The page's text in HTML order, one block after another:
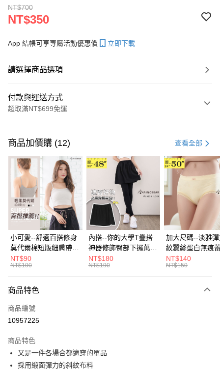
NT$700
NT$350
App 結帳可享專屬活動優惠價 立即下載
請選擇商品選項
付款與運送方式
超取滿NT$699免運
信用卡一次付款
超商取貨付款
LINE Pay
Apple Pay
街口支付
悠遊付
Google Pay
全盈+PAY
大哥付你分期
【大哥付你分期使用說明】
1.本服務由台灣大哥大提供，台灣大哥大用戶可立即使用無須另外申請。
流程，驗證手機門號後，選擇欲分期的期數、繳款截止日，確認付款後即完
成交易。
3.實際核准額度、可分期數及費用金額請依後續交易確認頁面所載為準。
4.訂單成立30分鐘內，如未前往確認交易或遇審核未通過，訂單將自動取
AFTEE先享後付
【關於「AFTEE先享後付」】
AFTEE先享後付是「在收到商品之後才付款」的支付方式。 讓您購物簡單
便利好安心！
１．簡單：不需註冊會員、不需綁卡、不需儲值。
商品加價購 (12) 查看全部
小可愛--舒適百搭修身
莫代爾棉短版細肩帶素
色背心(白.黑.灰L-2L)-
U582眼圈熊中大尺碼
NT$90
NT$100
內搭--你的大學T疊搭
神器修飾臀部下擺萬用
內搭裙/遮臀裙(黑2L-
6L)-Q155眼圈熊中大
NT$180
NT$190
加大尺碼--淡雅
紋蠶絲蛋白無痕
角內褲(白.粉.藍.
3L)-L28眼圈熊中
NT$140
NT$150
商品特色
商品編號
10957225
商品特色
又是一件各場合都適穿的單品
採用緞面彈力的斜紋布料